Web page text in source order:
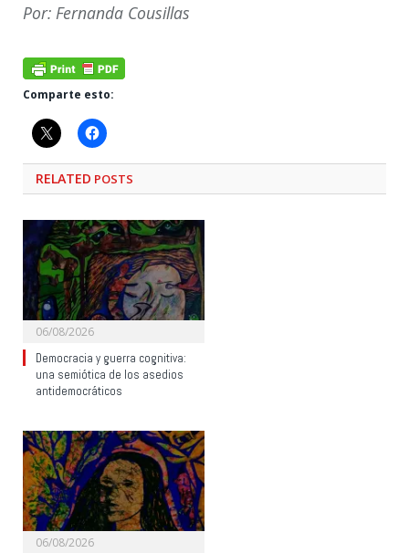
Por: Fernanda Cousillas
Comparte esto:
RELATED POSTS
06/08/2026
Democracia y guerra cognitiva:
una semiótica de los asedios
antidemocráticos
06/08/2026